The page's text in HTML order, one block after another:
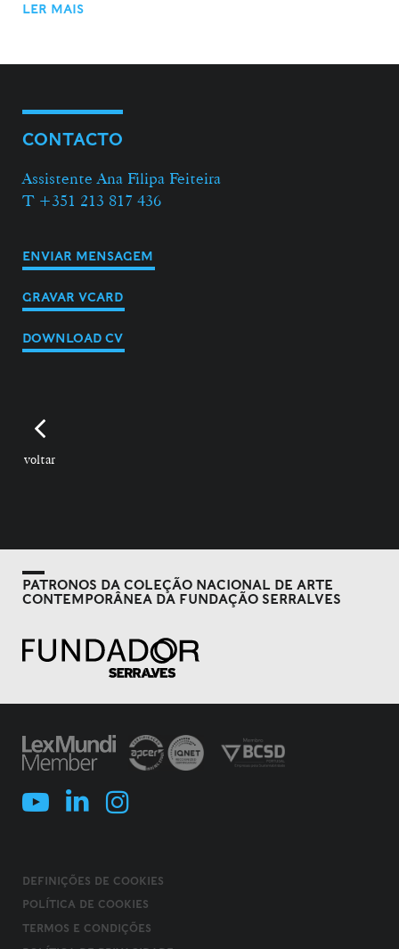
LER MAIS
CONTACTO
Assistente Ana Filipa Feiteira
T +351 213 817 436
ENVIAR MENSAGEM
GRAVAR VCARD
DOWNLOAD CV
voltar
PATRONOS DA COLEÇÃO NACIONAL DE ARTE
CONTEMPORÂNEA DA FUNDAÇÃO SERRALVES
DEFINIÇÕES DE COOKIES
POLÍTICA DE COOKIES
TERMOS E CONDIÇÕES